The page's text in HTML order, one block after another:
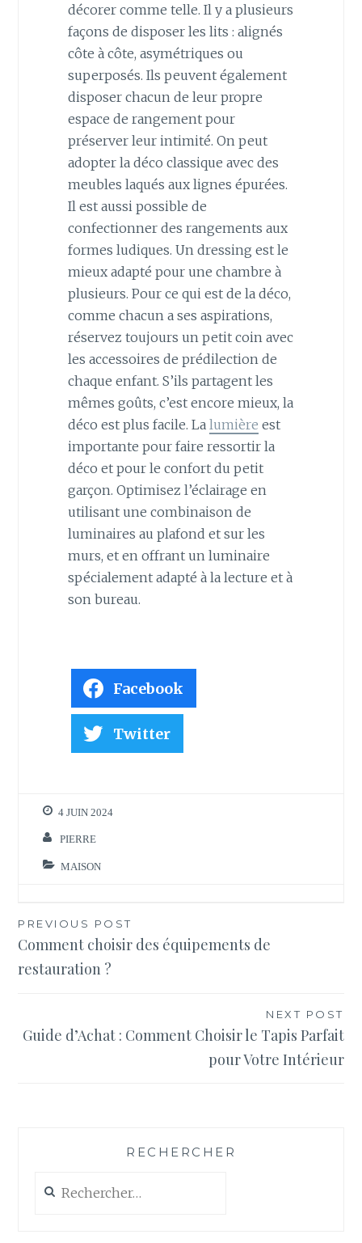
décorer comme telle. Il y a plusieurs
façons de disposer les lits : alignés
côte à côte, asymétriques ou
superposés. Ils peuvent également
disposer chacun de leur propre
espace de rangement pour
préserver leur intimité. On peut
adopter la déco classique avec des
meubles laqués aux lignes épurées.
Il est aussi possible de
confectionner des rangements aux
formes ludiques. Un dressing est le
mieux adapté pour une chambre à
plusieurs. Pour ce qui est de la déco,
comme chacun a ses aspirations,
réservez toujours un petit coin avec
les accessoires de prédilection de
chaque enfant. S’ils partagent les
mêmes goûts, c’est encore mieux, la
déco est plus facile. La lumière est
importante pour faire ressortir la
déco et pour le confort du petit
garçon. Optimisez l’éclairage en
utilisant une combinaison de
luminaires au plafond et sur les
murs, et en offrant un luminaire
spécialement adapté à la lecture et à
son bureau.
Facebook
Twitter
4 JUIN 2024
PIERRE
MAISON
Navigation
de
PREVIOUS POST
Comment choisir des équipements de
restauration ?
NEXT POST
Guide d’Achat : Comment Choisir le Tapis Parfait
pour Votre Intérieur
RECHERCHER